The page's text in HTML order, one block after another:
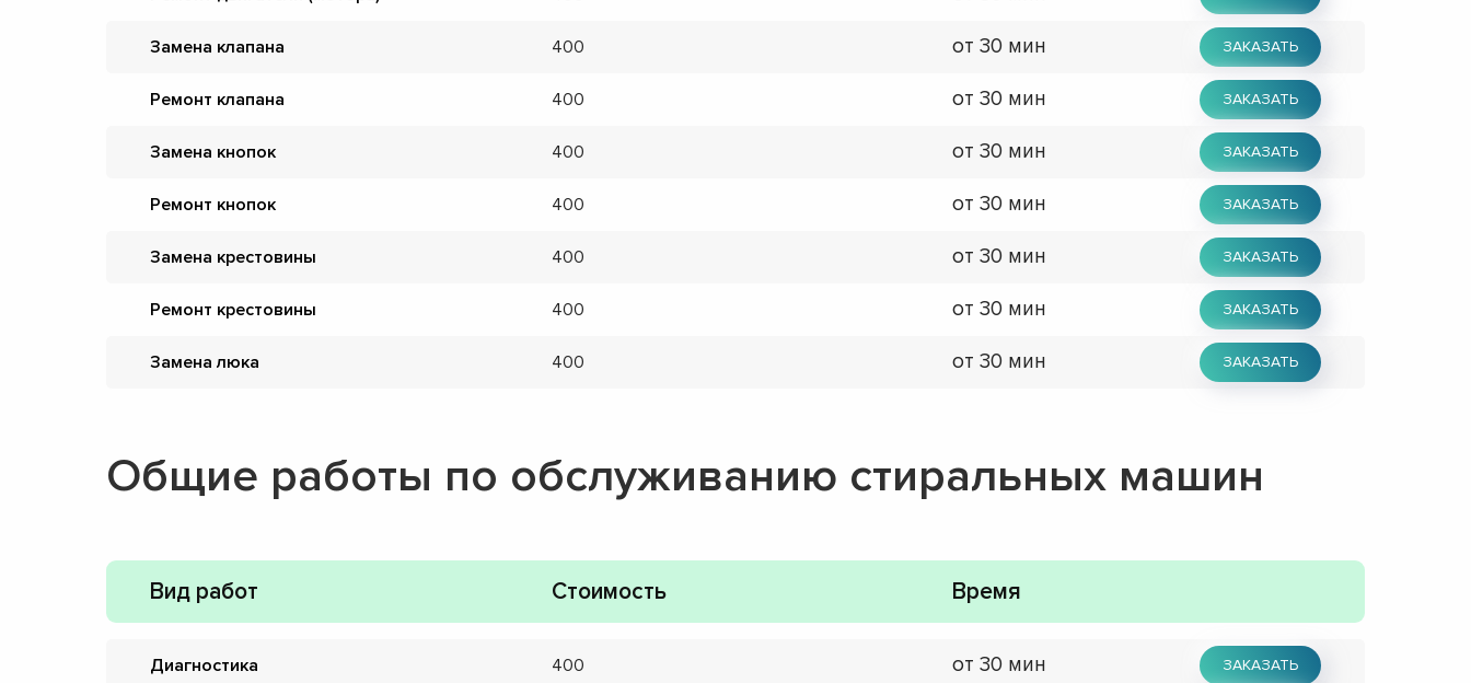
Замена клапана 400 от 30 мин ЗАКАЗАТЬ
Ремонт клапана 400 от 30 мин ЗАКАЗАТЬ
Замена кнопок 400 от 30 мин ЗАКАЗАТЬ
Ремонт кнопок 400 от 30 мин ЗАКАЗАТЬ
Замена крестовины 400 от 30 мин ЗАКАЗАТЬ
Ремонт крестовины 400 от 30 мин ЗАКАЗАТЬ
Замена люка 400 от 30 мин ЗАКАЗАТЬ
Общие работы по обслуживанию стиральных машин
Вид работ Стоимость Время
Диагностика 400 от 30 мин ЗАКАЗАТЬ